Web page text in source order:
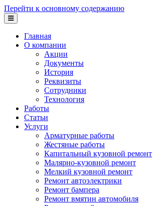
Перейти к основному содержанию
Главная
О компании
Акции
Документы
История
Реквизиты
Сотрудники
Технология
Работы
Статьи
Услуги
Арматурные работы
Жестяные работы
Капитальный кузовной ремонт
Малярно-кузовной ремонт
Мелкий кузовной ремонт
Ремонт автоэлектрики
Ремонт бампера
Ремонт вмятин автомобиля